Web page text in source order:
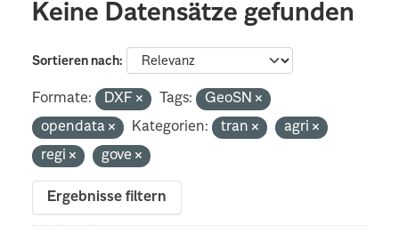
Keine Datensätze gefunden
Sortieren nach
Formate: DXF Tags:
GeoSN
opendata
Kategorien: tran
agri
regi
gove
Ergebnisse filtern